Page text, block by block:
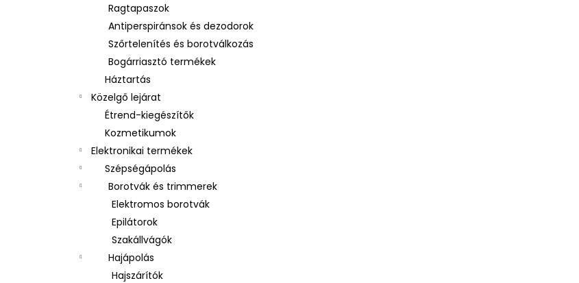
Ragtapaszok
Antiperspiránsok és dezodorok
Szőrtelenítés és borotválkozás
Bogárriasztó termékek
Háztartás
Közelgő lejárat
Étrend-kiegészítők
Kozmetikumok
Elektronikai termékek
Szépségápolás
Borotvák és trimmerek
Elektromos borotvák
Epilátorok
Szakállvágók
Hajápolás
Hajszárítók